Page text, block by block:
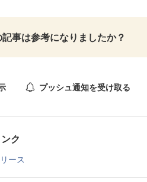
記事は参考になりましたか？
プッシュ通知を受け取る
ク
ース